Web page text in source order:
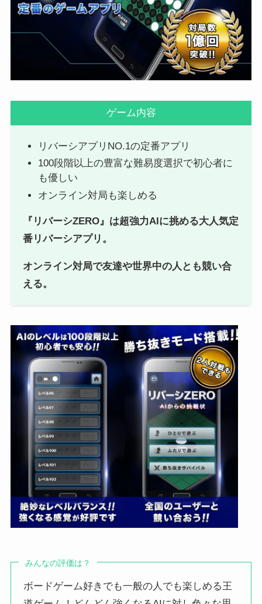
ゲーム内容
リバーシアプリNO.1の定番アプリ
100段階以上の豊富な難易度選択で初心者に
も優しい
オンライン対局も楽しめる
『リバーシZERO』は超強力AIに挑める大人気定
番リバーシアプリ。
オンライン対局で友達や世界中の人とも競い合
える。
みんなの評価は？
ボードゲーム好きでも一般の人でも楽しめる王